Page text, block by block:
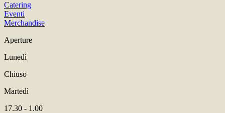
Catering
Eventi
Merchandise
Aperture
Lunedì
Chiuso
Martedì
17.30 - 1.00